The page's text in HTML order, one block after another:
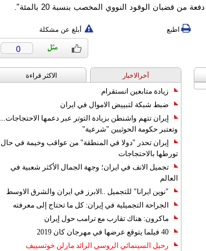
الوقود النووي المخصب بنسبة 20 بالمئة".
اطبع أبلغ عن مشكلة
0
آخرالاخبار الاکثر قراءة
زيادة متابعين انستقرام
ضبط شبكة لتبييض الاموال في ايران
إيران تتهم واشنطن بزيادة التوتر عبر دعمها الاحتجاجات...
وتعتبر حكومة الحوثيين "شرعية"
إيران تحذر "دولا في المنطقة" من عواقب وخيمة في حال
تورطها بالاحتجاجات
تجميل الانف في ايران؛ وجهة الجمال الأكثر شعبية في
العالم
"نوين ايرانا" للتجميل ..الابرز في ايران والشرق الاوسط
الجراحة التجميلية في إيران: كل ما تحتاج إلى معرفته
ماكرون: هناك تقارب مع ترامب حول إيران
40 فيلما يتوقع عرضها في مهرجان كان 2019
رحيل السينمائي الروسي الرائد مارلن خوتسييف